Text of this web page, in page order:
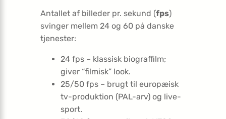
Antallet af billeder pr. sekund (fps)
svinger mellem 24 og 60 på danske
tjenester:
24 fps – klassisk biograffilm;
giver “filmisk” look.
25/50 fps – brugt til europæisk
tv-produktion (PAL-arv) og live-
sport.